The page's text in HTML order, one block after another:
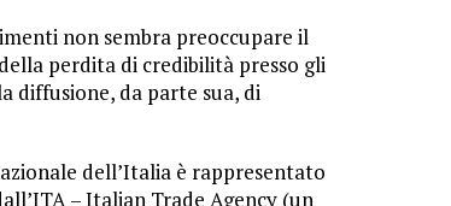
non sembra preoccupare il
perdita di credibilità presso gli
diffusione, da parte sua, di
dell’Italia è rappresentato
– Italian Trade Agency (un